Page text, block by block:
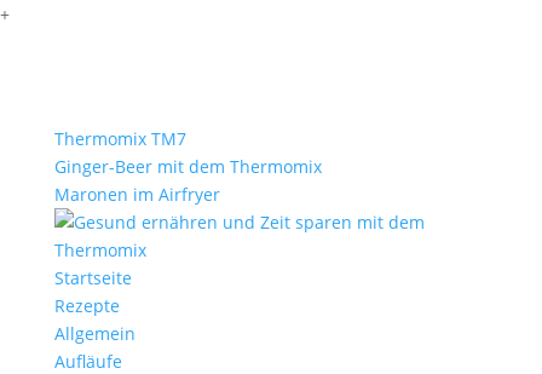
+
Thermomix TM7
Ginger-Beer mit dem Thermomix
Maronen im Airfryer
Startseite
Rezepte
Allgemein
Aufläufe